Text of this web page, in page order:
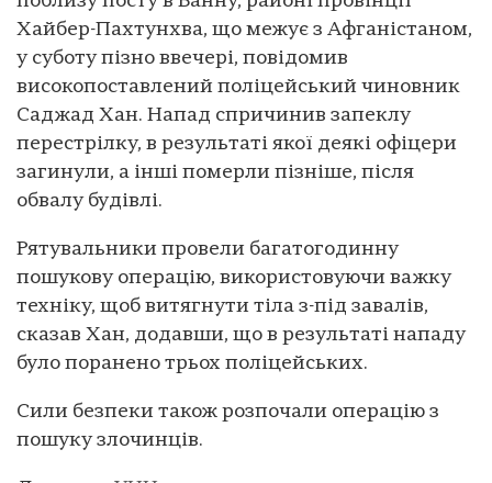
Хайбер-Пахтунхва, що межує з Афганістаном,
у суботу пізно ввечері, повідомив
високопоставлений поліцейський чиновник
Саджад Хан. Напад спричинив запеклу
перестрілку, в результаті якої деякі офіцери
загинули, а інші померли пізніше, після
обвалу будівлі.
Рятувальники провели багатогодинну
пошукову операцію, використовуючи важку
техніку, щоб витягнути тіла з-під завалів,
сказав Хан, додавши, що в результаті нападу
було поранено трьох поліцейських.
Сили безпеки також розпочали операцію з
пошуку злочинців.